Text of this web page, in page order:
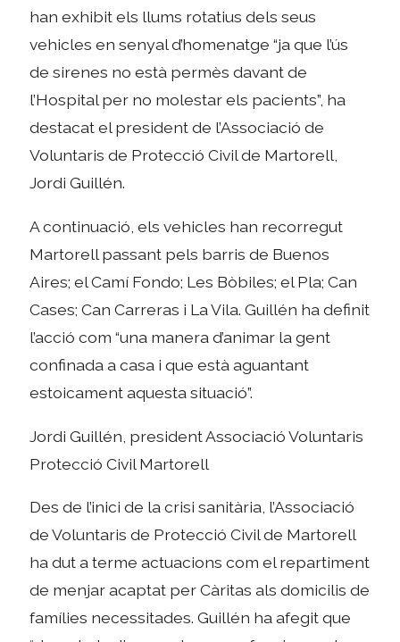
han exhibit els llums rotatius dels seus
vehicles en senyal d’homenatge “ja que l’ús
de sirenes no està permès davant de
l’Hospital per no molestar els pacients”, ha
destacat el president de l’Associació de
Voluntaris de Protecció Civil de Martorell,
Jordi Guillén.
A continuació, els vehicles han recorregut
Martorell passant pels barris de Buenos
Aires; el Camí Fondo; Les Bòbiles; el Pla; Can
Cases; Can Carreras i La Vila. Guillén ha definit
l’acció com “una manera d’animar la gent
confinada a casa i que està aguantant
estoicament aquesta situació”.
Jordi Guillén, president Associació Voluntaris
Protecció Civil Martorell
Des de l’inici de la crisi sanitària, l’Associació
de Voluntaris de Protecció Civil de Martorell
ha dut a terme actuacions com el repartiment
de menjar acaptat per Càritas als domicilis de
famílies necessitades. Guillén ha afegit que